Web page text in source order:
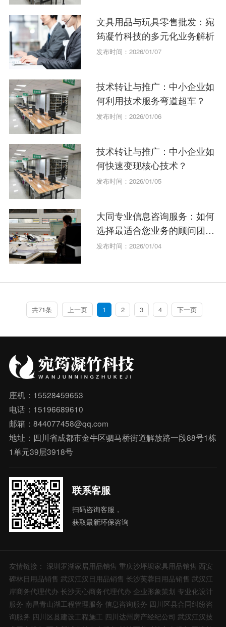
文具用品与玩具零售批发：宛
筠凝竹科技的多元化业务解析
发布时间：2026/01/07
技术转让与推广：中小企业如
何利用技术服务弯道超车？
发布时间：2026/01/06
技术转让与推广：中小企业如
何快速变现核心技术？
发布时间：2026/01/05
大同专业信息咨询服务：如何
选择最适合您业务的顾问团
队？
发布时间：2026/01/04
共71条 上一页 1 2 3 4 下一页
座机：15528459653
电话：15196689610
邮箱：844077458@qq.com
地址：四川省成都市金牛区驷马桥街道解放路一段88号1栋
1单元39层3918号
联系客服
扫码咨询客服，
获取最新环保咨询
友情链接： 深圳罗湖家居用品销售 重庆沙坪坝家具用品销售 西安
碑林日用品销售 武汉江汉日用品销售 长沙芙蓉日用品销售 武汉江
岸商务代理代办 长沙天心商务代理代办 企业形象策划 专业化设计
服务 南昌青山湖工程管理服务 信息咨询服务 四川区县合同纠纷咨
询服务 四川区县建设工程施工 四川达州房产经纪公司 武汉江汉技